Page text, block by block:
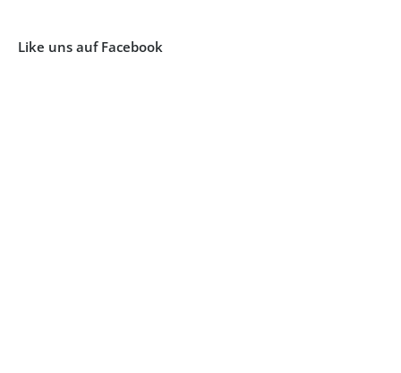
Like uns auf Facebook